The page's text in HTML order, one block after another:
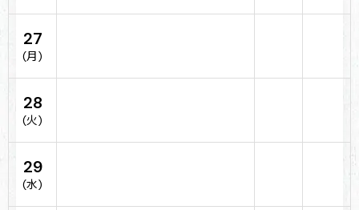
27
(月)
28
(火)
29
(水)